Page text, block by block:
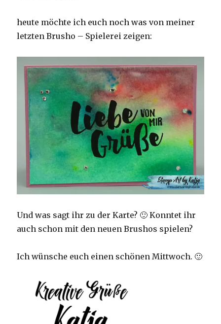
heute möchte ich euch noch was von meiner
letzten Brusho – Spielerei zeigen:
Und was sagt ihr zu der Karte? 🙂 Konntet ihr
auch schon mit den neuen Brushos spielen?
Ich wünsche euch einen schönen Mittwoch. 🙂